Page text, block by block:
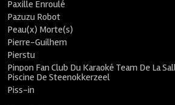
Paxille Enroulé
Pazuzu Robot
Peau(x) Morte(s)
Pierre-Guilhem
Pierstu
Pinpon Fan Club Du Karaoké Team De La
Piscine De Steenokkerzeel
Piss-in